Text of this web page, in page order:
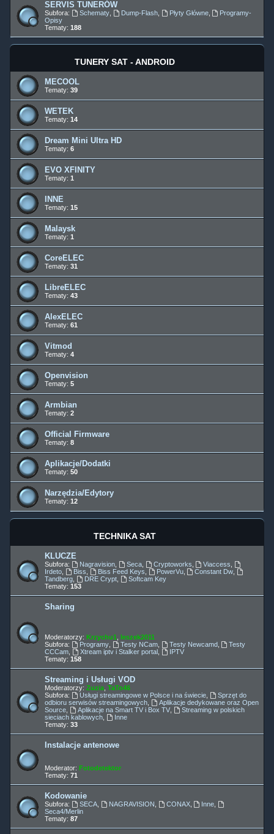
SERVIS TUNERÓW
Subfora: Schematy, Dump-Flash, Płyty Główne,
Programy-
Opisy
Tematy: 188
TUNERY SAT - ANDROID
MECOOL
Tematy: 39
WETEK
Tematy: 14
Dream Mini Ultra HD
Tematy: 6
EVO XFINITY
Tematy: 1
INNE
Tematy: 15
Malaysk
Tematy: 1
CoreELEC
Tematy: 31
LibreELEC
Tematy: 43
AlexELEC
Tematy: 61
Vitmod
Tematy: 4
Openvision
Tematy: 5
Armbian
Tematy: 2
Official Firmware
Tematy: 8
Aplikacje/Dodatki
Tematy: 50
Narzędzia/Edytory
Tematy: 12
TECHNIKA SAT
KLUCZE
Subfora: Nagravision, Seca, Cryptoworks Viaccess
Irdeto
Biss Biss Feed Keys PowerVu, Constant Dw
Tandberg
DRE Crypt,
Softcam Key
Tematy: 153
Sharing
Moderatorzy: Krzychu1
leszek2011
Subfora:
Programy, Testy NCam, Testy Newcamd,
Testy
CCCam
Xtream iptv i Stalker portal,
IPTV
Tematy: 158
Streaming i Usługi VOD
Moderatorzy: Zuzia TaTo46
Subfora:
Usługi streamingowe w Polsce i na świecie,
Sprzęt do
odbioru serwisów streamingowych
Aplikacje dedykowane oraz Open
Source
Aplikacje na Smart TV i Box TV,
Streaming w polskich
sieciach kablowych
Inne
Tematy: 33
Instalacje antenowe
Moderator: Fotodetektor
Tematy: 71
Kodowanie
Subfora: SECA, NAGRAVISION CONAX, Inne
Seca4/Merlin
Tematy: 87